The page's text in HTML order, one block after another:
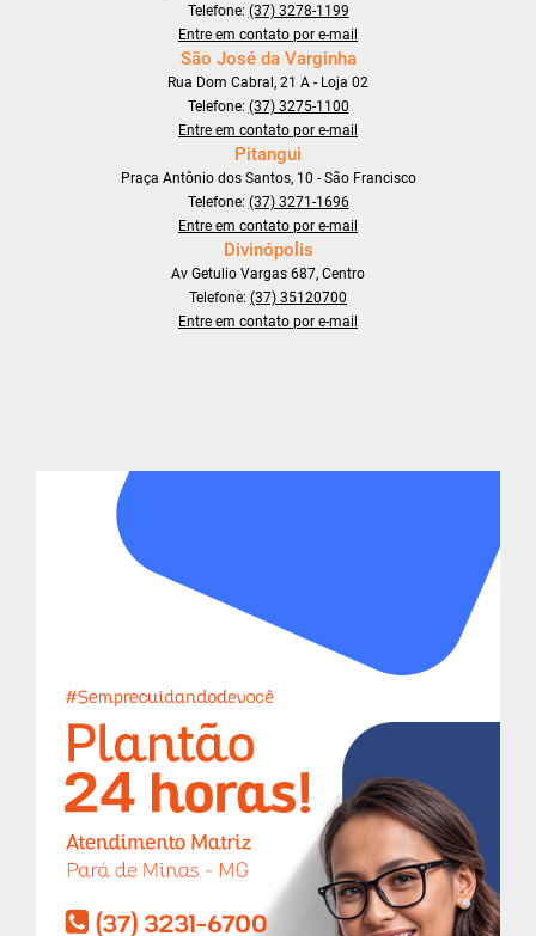
Telefone: (37) 3278-1199
Entre em contato por e-mail
São José da Varginha
Rua Dom Cabral, 21 A - Loja 02
Telefone: (37) 3275-1100
Entre em contato por e-mail
Pitangui
Praça Antônio dos Santos, 10 - São Francisco
Telefone: (37) 3271-1696
Entre em contato por e-mail
Divinópolis
Av Getulio Vargas 687, Centro
Telefone: (37) 35120700
Entre em contato por e-mail